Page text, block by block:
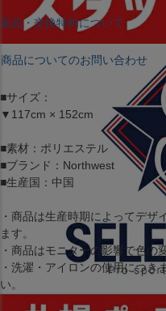
返品・交換特約について
商品についてのお問い合わせ
■サイズ：
▼117cm × 152cm
■素材：ポリエステル
■ブランド：Northwest
■生産国：中国
・商品は生産時期によってデザ
ます。
・商品はモニターの影響で色の
・洗濯・アイロンの使用につき
い。